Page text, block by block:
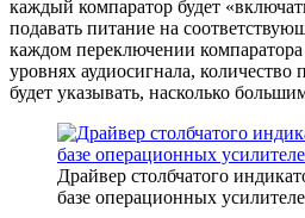
каждый компаратор будет
подавать питание на
каждом переключении
уровнях аудиосигнала, количество
будет указывать, насколько
Драйвер столбчатого
базе операционных